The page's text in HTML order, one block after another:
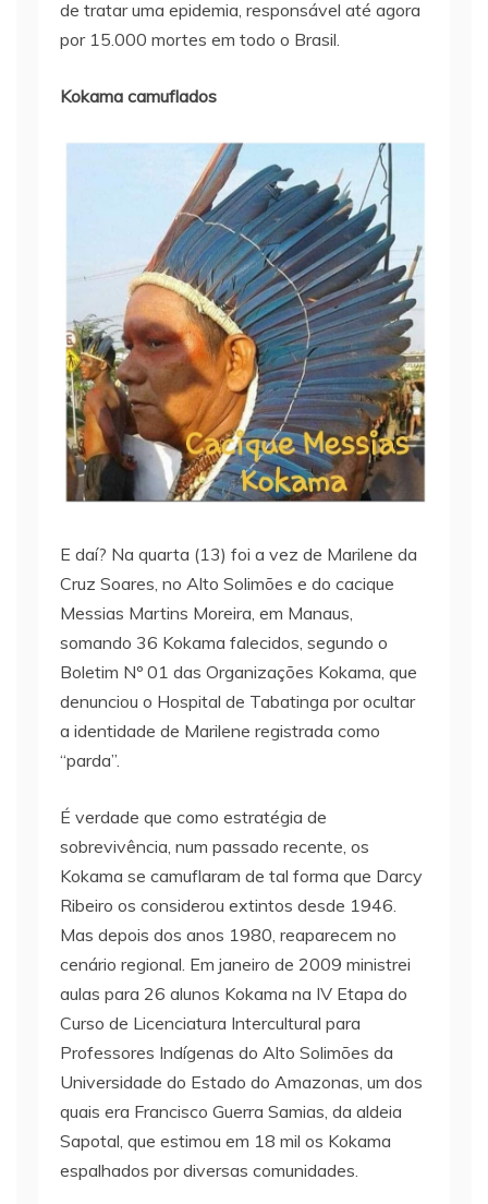
de tratar uma epidemia, responsável até agora
por 15.000 mortes em todo o Brasil.
Kokama camuflados
E daí? Na quarta (13) foi a vez de Marilene da
Cruz Soares, no Alto Solimões e do cacique
Messias Martins Moreira, em Manaus,
somando 36 Kokama falecidos, segundo o
Boletim Nº 01 das Organizações Kokama, que
denunciou o Hospital de Tabatinga por ocultar
a identidade de Marilene registrada como
“parda”.
É verdade que como estratégia de
sobrevivência, num passado recente, os
Kokama se camuflaram de tal forma que Darcy
Ribeiro os considerou extintos desde 1946.
Mas depois dos anos 1980, reaparecem no
cenário regional. Em janeiro de 2009 ministrei
aulas para 26 alunos Kokama na IV Etapa do
Curso de Licenciatura Intercultural para
Professores Indígenas do Alto Solimões da
Universidade do Estado do Amazonas, um dos
quais era Francisco Guerra Samias, da aldeia
Sapotal, que estimou em 18 mil os Kokama
espalhados por diversas comunidades.